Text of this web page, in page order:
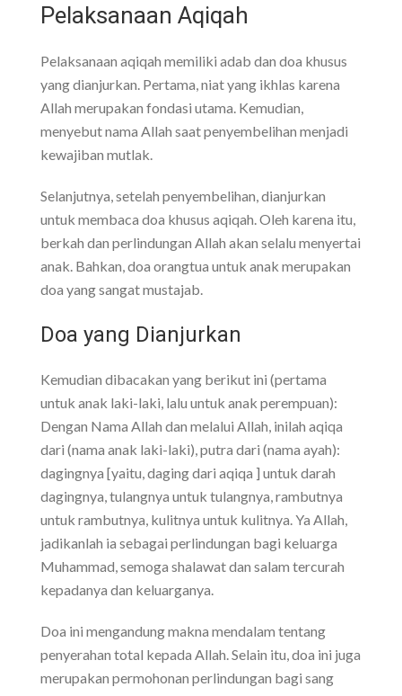
Pelaksanaan Aqiqah
Pelaksanaan aqiqah memiliki adab dan doa khusus
yang dianjurkan. Pertama, niat yang ikhlas karena
Allah merupakan fondasi utama. Kemudian,
menyebut nama Allah saat penyembelihan menjadi
kewajiban mutlak.
Selanjutnya, setelah penyembelihan, dianjurkan
untuk membaca doa khusus aqiqah. Oleh karena itu,
berkah dan perlindungan Allah akan selalu menyertai
anak. Bahkan, doa orangtua untuk anak merupakan
doa yang sangat mustajab.
Doa yang Dianjurkan
Kemudian dibacakan yang berikut ini (pertama
untuk anak laki-laki, lalu untuk anak perempuan):
Dengan Nama Allah dan melalui Allah, inilah aqiqa
dari (nama anak laki-laki), putra dari (nama ayah):
dagingnya [yaitu, daging dari aqiqa ] untuk darah
dagingnya, tulangnya untuk tulangnya, rambutnya
untuk rambutnya, kulitnya untuk kulitnya. Ya Allah,
jadikanlah ia sebagai perlindungan bagi keluarga
Muhammad, semoga shalawat dan salam tercurah
kepadanya dan keluarganya.
Doa ini mengandung makna mendalam tentang
penyerahan total kepada Allah. Selain itu, doa ini juga
merupakan permohonan perlindungan bagi sang